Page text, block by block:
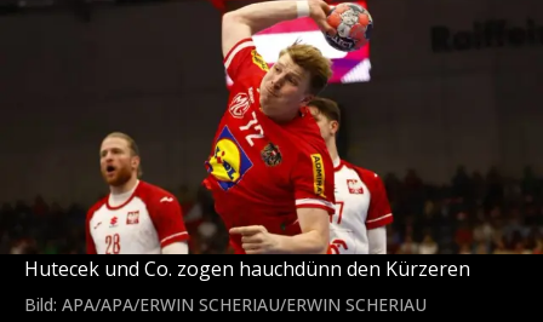
Hutecek und Co. zogen hauchdünn den Kürzeren
Bild: APA/APA/ERWIN SCHERIAU/ERWIN SCHERIAU